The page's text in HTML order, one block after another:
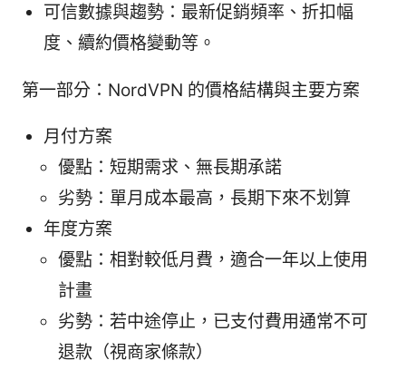
可信數據與趨勢：最新促銷頻率、折扣幅
度、續約價格變動等。
第一部分：NordVPN 的價格結構與主要方案
月付方案
優點：短期需求、無長期承諾
劣勢：單月成本最高，長期下來不划算
年度方案
優點：相對較低月費，適合一年以上使用
計畫
劣勢：若中途停止，已支付費用通常不可
退款（視商家條款）